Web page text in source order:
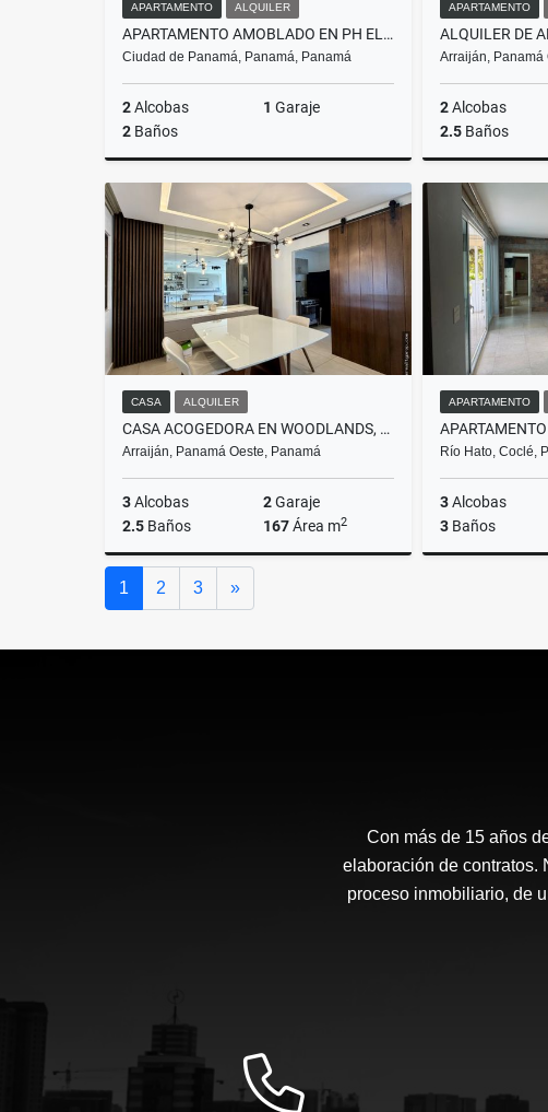
APARTAMENTO ALQUILER
APARTAMENTO AMOBLADO EN PH ELEMENT, AVENIDA BALBOA
Ciudad de Panamá, Panamá, Panamá
2Alcobas 1 Garaje
2 Baños
Alquiler
US$1,500
APARTAMENTO
Arraiján, Panamá
2Alcobas
2.5Baños
CASA ALQUILER
CASA ACOGEDORA EN WOODLANDS, PANAMÁ PACÍFICO
Arraiján, Panamá Oeste, Panamá
3Alcobas 2Garaje
2.5 Baños 167Área m2
APARTAMENTO
Río Hato, Coclé,
3Alcobas
3Baños
1 2 3 »Siguiente
Con más de 15 años
elaboración de contratos.
proceso inmobiliario, de